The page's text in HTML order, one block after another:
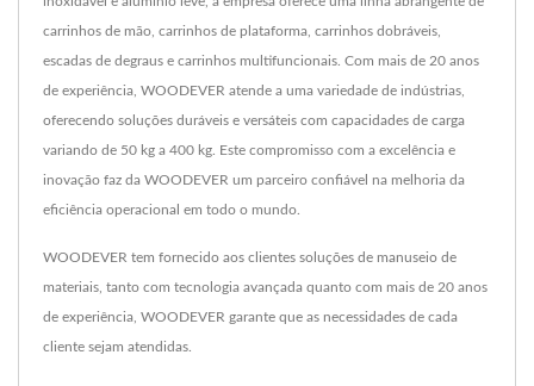
carrinhos de mão, carrinhos de plataforma, carrinhos dobráveis,
escadas de degraus e carrinhos multifuncionais. Com mais de 20 anos
de experiência, WOODEVER atende a uma variedade de indústrias,
oferecendo soluções duráveis e versáteis com capacidades de carga
variando de 50 kg a 400 kg. Este compromisso com a excelência e
inovação faz da WOODEVER um parceiro confiável na melhoria da
eficiência operacional em todo o mundo.
WOODEVER tem fornecido aos clientes soluções de manuseio de
materiais, tanto com tecnologia avançada quanto com mais de 20 anos
de experiência, WOODEVER garante que as necessidades de cada
cliente sejam atendidas.